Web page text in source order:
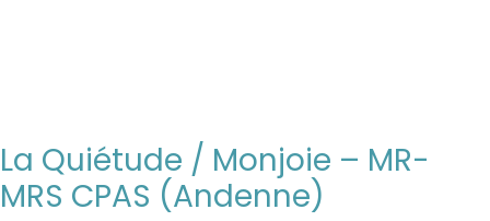
La Quiétude / Monjoie – MR-
MRS CPAS (Andenne)